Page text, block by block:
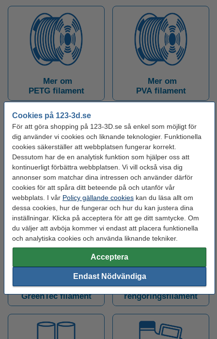
Cookies på 123-3d.se
För att göra shopping på 123-3D.se så enkel som möjligt för
dig använder vi cookies och liknande teknologier. Funktionella
cookies säkerställer att webbplatsen fungerar korrekt.
Dessutom har de en analytisk funktion som hjälper oss att
kontinuerligt förbättra webbplatsen. Vi vill också visa dig
annonser som matchar dina intressen och använder därför
cookies för att spåra ditt beteende på och utanför vår
webbplats. I vår Policy gällande cookies kan du läsa allt om
dessa cookies, hur de fungerar och hur du kan justera dina
inställningar. Klicka på acceptera för att ge ditt samtycke. Om
du väljer att avböja kommer vi endast att placera funktionella
och analytiska cookies och använda liknande tekniker.
Acceptera
Endast Nödvändiga
Mer om
PETG filament
Mer om
PVA filament
Mer om
ASA filament
Mer om
Nylon filament
Mer om
GreenTec filament
Mer om
rengöringsfilament